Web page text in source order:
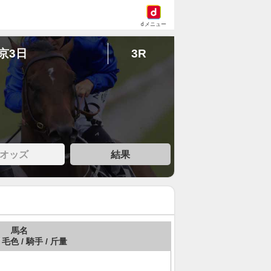
dメニュー
3日 3R
オッズ 結果
馬名
色 / 騎手 / 斤量